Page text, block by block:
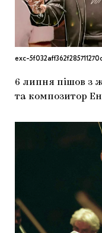
exc-
6 липня пішов з
та композитор